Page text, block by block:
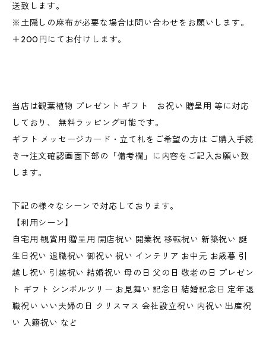
送致します。
※土隠しの麻布が必要な場合は問い合わせをお願いします。
＋200円にてお付けします。
当店は観葉植物 プレゼント ギフト お祝い 贈呈用 等に対応
しており、 無料ラッピング可能です。
ギフト メッセージカード・立て札をご希望の方は ご購入手続
き→注文確認画面下部の「備考欄」に内容をご記入お願い致
します。
下記の様々なシーンで対応しております。
【利用シーン】
自宅用 観賞用 贈呈用 開店祝い 開業祝 移転祝い 新築祝い 誕
生日祝い 退職祝い 御祝い 祝い インテリア お中元 お歳暮 引
越し祝い 引越祝い 結婚祝い 母の日 父の日 敬老の日 プレゼン
ト ギフト シンボルツリー お見舞い 記念日 結婚記念日 定年退
職祝い いい夫婦の日 クリスマス 会社設立祝い 内祝い 出産祝
い 入籍祝い など